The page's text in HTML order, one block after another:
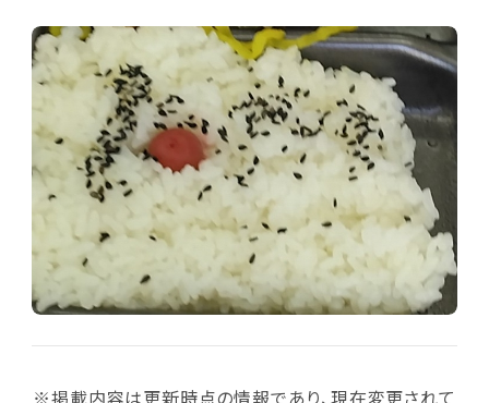
※掲載内容は更新時点の情報であり、現在変更されて